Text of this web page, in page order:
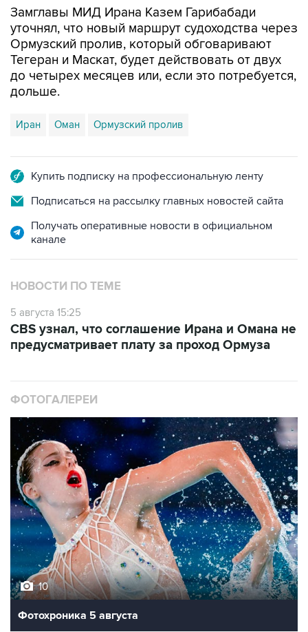
Замглавы МИД Ирана Казем Гарибабади
уточнял, что новый маршрут судоходства через
Ормузский пролив, который обговаривают
Тегеран и Маскат, будет действовать от двух
до четырех месяцев или, если это потребуется,
дольше.
Иран Оман Ормузский пролив
Купить подписку на профессиональную ленту
Подписаться на рассылку главных новостей сайта
Получать оперативные новости в официальном
канале
НОВОСТИ ПО ТЕМЕ
5 августа 15:25
CBS узнал, что соглашение Ирана и Омана не
предусматривает плату за проход Ормуза
ФОТОГАЛЕРЕИ
10
Фотохроника 5 августа